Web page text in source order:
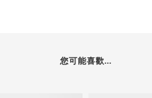
您可能喜歡...